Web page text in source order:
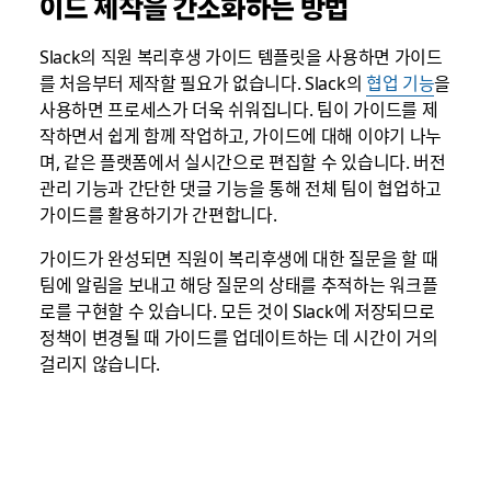
이드 제작을 간소화하는 방법
Slack의 직원 복리후생 가이드 템플릿을 사용하면 가이드
를 처음부터 제작할 필요가 없습니다. Slack의 협업 기능을
사용하면 프로세스가 더욱 쉬워집니다. 팀이 가이드를 제
작하면서 쉽게 함께 작업하고, 가이드에 대해 이야기 나누
며, 같은 플랫폼에서 실시간으로 편집할 수 있습니다. 버전
관리 기능과 간단한 댓글 기능을 통해 전체 팀이 협업하고
가이드를 활용하기가 간편합니다.
가이드가 완성되면 직원이 복리후생에 대한 질문을 할 때
팀에 알림을 보내고 해당 질문의 상태를 추적하는 워크플
로를 구현할 수 있습니다. 모든 것이 Slack에 저장되므로
정책이 변경될 때 가이드를 업데이트하는 데 시간이 거의
걸리지 않습니다.